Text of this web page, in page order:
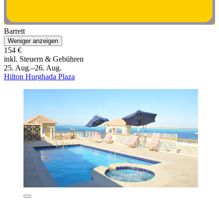
Barrett
Weniger anzeigen
154 €
inkl. Steuern & Gebühren
25. Aug.–26. Aug.
Hilton Hurghada Plaza